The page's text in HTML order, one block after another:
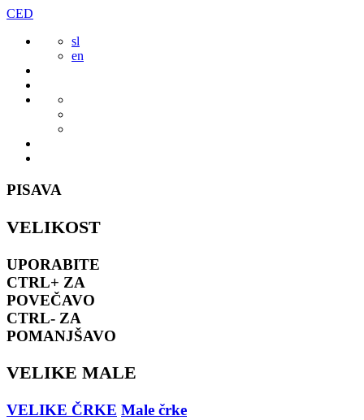
Preskoči
vsebine
CED
sl
en
PISAVA
VELIKOST
UPORABITE
CTRL+ ZA
POVEČAVO
CTRL- ZA
POMANJŠAVO
VELIKE MALE
VELIKE ČRKE Male črke